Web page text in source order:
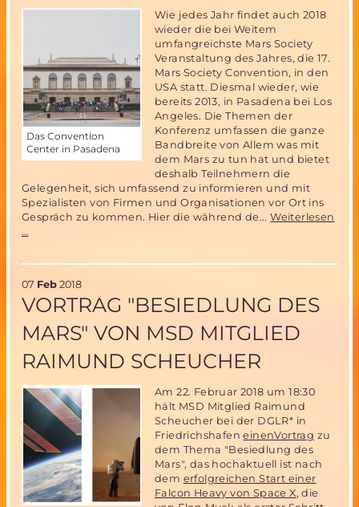
Das Convention
Center in Pasadena
Wie jedes Jahr findet auch 2018
wieder die bei Weitem
umfangreichste Mars Society
Veranstaltung des Jahres, die 17.
Mars Society Convention, in den
USA statt. Diesmal wieder, wie
bereits 2013, in Pasadena bei Los
Angeles. Die Themen der
Konferenz umfassen die ganze
Bandbreite von Allem was mit
dem Mars zu tun hat und bietet
deshalb Teilnehmern die
Gelegenheit, sich umfassend zu informieren und mit
Spezialisten von Firmen und Organisationen vor Ort ins
Gespräch zu kommen. Hier die während de...Weiterlesen
…
in
Pasadena,
07 Feb 2018
VORTRAG "BESIEDLUNG DES
MARS" VON MSD MITGLIED
RAIMUND SCHEUCHER
Am 22. Februar 2018 um 18:30
hält MSD Mitglied Raimund
Scheucher bei der DGLR* in
FriedrichshafeneinenVortrag zu
dem Thema "Besiedlung des
Mars", das hochaktuell ist nach
dem erfolgreichen Start einer
Falcon Heavy von Space X, die